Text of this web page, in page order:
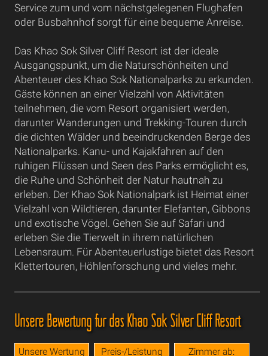
Service zum und vom nächstgelegenen Flughafen
oder Busbahnhof sorgt für eine bequeme Anreise.
Das Khao Sok Silver Cliff Resort ist der ideale
Ausgangspunkt, um die Naturschönheiten und
Abenteuer des Khao Sok Nationalparks zu erkunden.
Gäste können an einer Vielzahl von Aktivitäten
teilnehmen, die vom Resort organisiert werden,
darunter Wanderungen und Trekking-Touren durch
die dichten Wälder und beeindruckenden Berge des
Nationalparks. Kanu- und Kajakfahren auf den
ruhigen Flüssen und Seen des Parks ermöglicht es,
die Ruhe und Schönheit der Natur hautnah zu
erleben. Der Khao Sok Nationalpark ist Heimat einer
Vielzahl von Wildtieren, darunter Elefanten, Gibbons
und exotische Vögel. Gehen Sie auf Safari und
erleben Sie die Tierwelt in ihrem natürlichen
Lebensraum. Für Abenteuerlustige bietet das Resort
Klettertouren, Höhlenforschung und vieles mehr.
Unsere Bewertung für das Khao Sok Silver Cliff Resort
Unsere Wertung Preis-/Leistung Zimmer ab: